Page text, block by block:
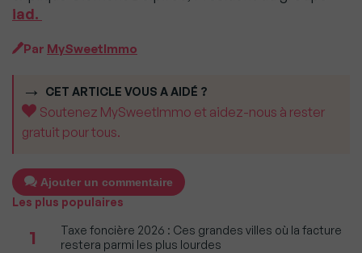
iad.
Par MySweetImmo
CET ARTICLE VOUS A AIDÉ ?
Soutenez MySweetImmo et aidez-nous à rester
gratuit pour tous.
Ajouter un commentaire
Les plus populaires
1
Taxe foncière 2026 : Ces grandes villes où la facture
restera parmi les plus lourdes